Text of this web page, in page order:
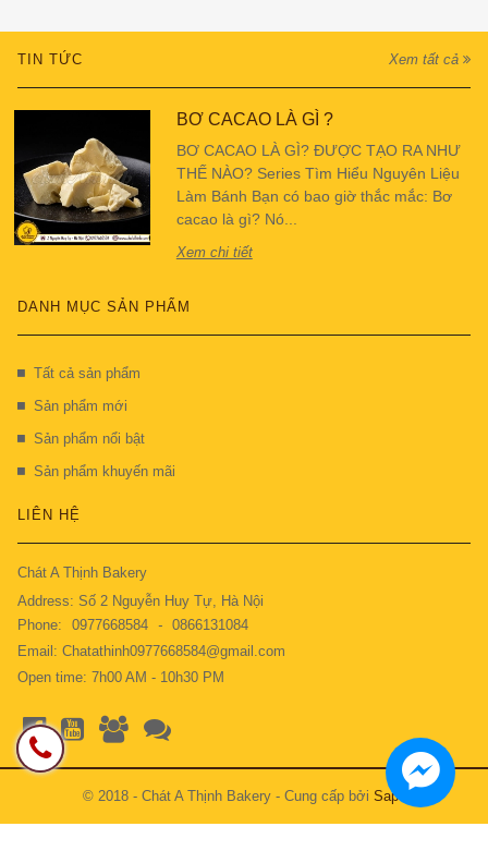
TIN TỨC Xem tất cả
BƠ CACAO LÀ GÌ ?
BƠ CACAO LÀ GÌ? ĐƯỢC TẠO RA NHƯ
THẾ NÀO? Series Tìm Hiểu Nguyên Liệu
Làm Bánh Bạn có bao giờ thắc mắc: Bơ
cacao là gì? Nó...
Xem chi tiết
DANH MỤC SẢN PHẨM
Tất cả sản phẩm
Sản phẩm mới
Sản phẩm nổi bật
Sản phẩm khuyến mãi
LIÊN HỆ
Chát A Thịnh Bakery
Address: Số 2 Nguyễn Huy Tự, Hà Nội
Phone:
0977668584 -
0866131084
Email: Chatathinh0977668584@gmail.com
Open time: 7h00 AM - 10h30 PM
© 2018 - Chát A Thịnh Bakery - Cung cấp bởi Sapo